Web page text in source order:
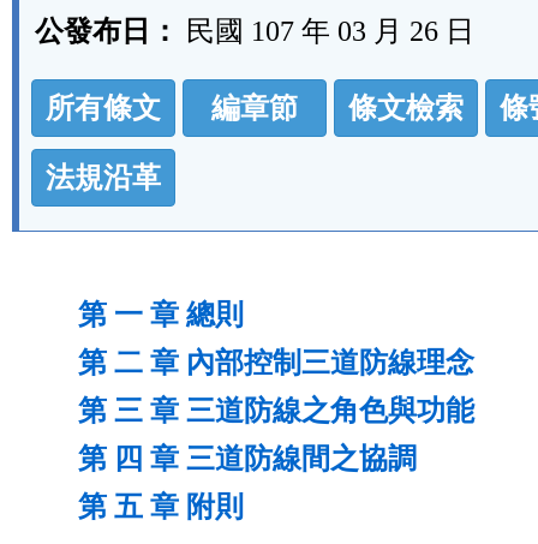
公發布日：
民國 107 年 03 月 26 日
法
規
功
能
按
所有條文 編章節 條文檢索 條
法規沿革
第 一 章 總則
第 二 章 內部控制三道防線理念
第 三 章 三道防線之角色與功能
第 四 章 三道防線間之協調
第 五 章 附則